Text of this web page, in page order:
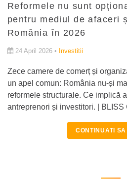
Reformele nu sunt
pentru mediul de afaceri
România în 2026
24 April 2026 • Investitii
Zece camere de comerț și
un apel comun: România nu-și
reformele structurale. Ce implică
antreprenori și investitori. | BLISS
CONTINUATI SA